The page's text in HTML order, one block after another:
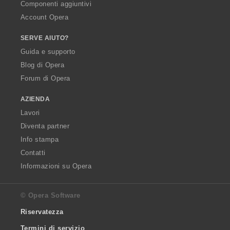
Componenti aggiuntivi
Account Opera
SERVE AIUTO?
Guida e supporto
Blog di Opera
Forum di Opera
AZIENDA
Lavori
Diventa partner
Info stampa
Contatti
Informazioni su Opera
© Opera Software
Riservatezza
Termini di servizio